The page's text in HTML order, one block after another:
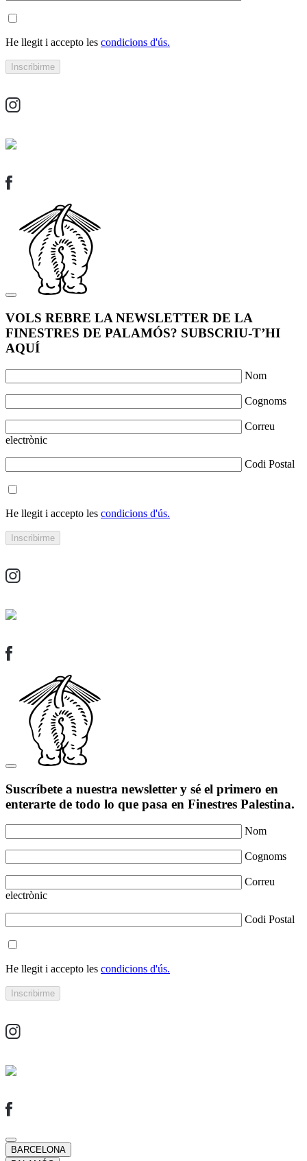
He llegit i accepto les condicions d'ús.
VOLS REBRE LA NEWSLETTER DE LA
FINESTRES DE PALAMÓS? SUBSCRIU-T’HI
AQUÍ
Nom
Cognoms
Correu
electrònic
Codi Postal
He llegit i accepto les condicions d'ús.
Suscríbete a nuestra newsletter y sé el primero en
enterarte de todo lo que pasa en Finestres Palestina.
Nom
Cognoms
Correu
electrònic
Codi Postal
He llegit i accepto les condicions d'ús.
BARCELONA